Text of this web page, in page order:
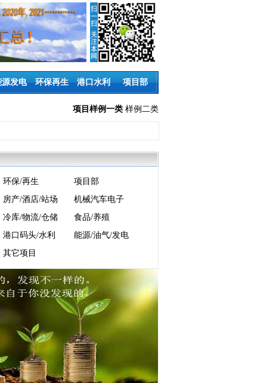
源发电 环保再生 港口水利 项目部
项目样例一类 样例二类
环保/再生
项目部
房产/酒店/站场
机械汽车电子
冷库/物流/仓储
食品/养殖
港口码头/水利
能源/油气/发电
其它项目